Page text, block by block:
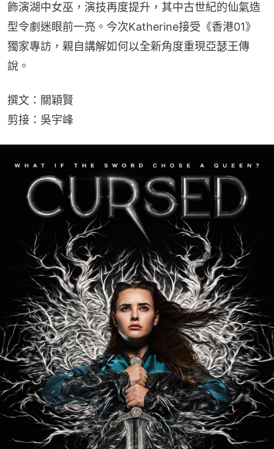
飾演湖中女巫，演技再度提升，其中古世紀的仙氣造
型令劇迷眼前一亮。今次Katherine接受《香港01》
獨家專訪，親自講解如何以全新角度重現亞瑟王傳
說。
撰文：關穎賢
剪接：吳宇峰